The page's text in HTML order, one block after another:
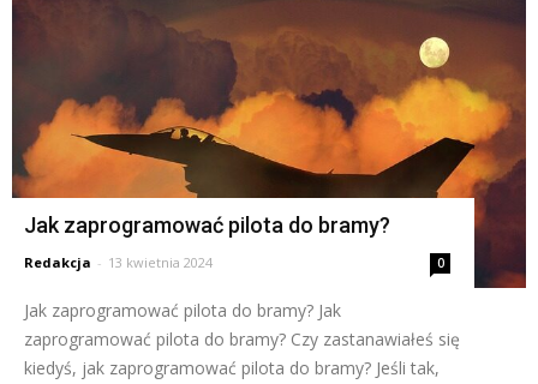
Jak zaprogramować pilota do bramy?
Redakcja - 13 kwietnia 2024 0
Jak zaprogramować pilota do bramy? Jak
zaprogramować pilota do bramy? Czy zastanawiałeś się
kiedyś, jak zaprogramować pilota do bramy? Jeśli tak,